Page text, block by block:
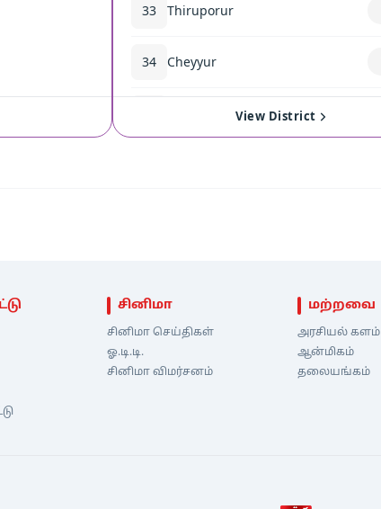
33 Thiruporur
34 Cheyyur
MadurantakamView District
சினிமா
சினிமா செய்திகள்
ஓ.டி.டி.
சினிமா விமர்சனம்
மற்றவை
அரசியல் களம்
ஆன்மிகம்
தலையங்கம்